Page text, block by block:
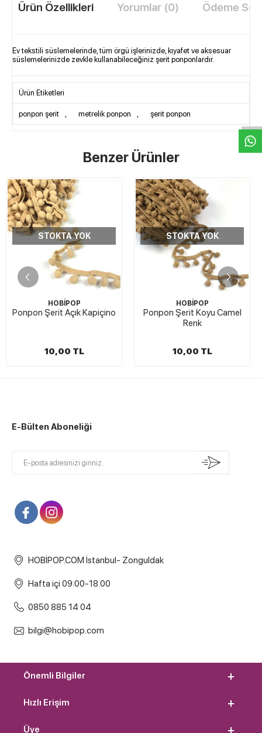
W
h
t
s
a
p
p
D
e
s
e
H
a
t
t
Ürün Özellikleri Yorumlar (0) Ödeme
Ev tekstili süslemelerinde, tüm örgü işlerinizde, kıyafet ve aksesuar
süslemelerinizde zevkle kullanabileceğiniz şerit ponponlardır.
Ürün Etiketleri
ponpon şerit , metrelik ponpon , şerit ponpon
Benzer Ürünler
STOKTA YOK
Şerit Açık Kapiçino
10,00 TL
STOKTA YOK
Ponpon Şerit Koyu Camel
10,00 TL
E-Bülten Aboneliği
HOBİPOP.COM İstanbul- Zonguldak
Hafta içi 09:00-18.00
0850 885 14 04
bilgi@hobipop.com
Önemli Bilgiler
Hızlı Erişim
Üye